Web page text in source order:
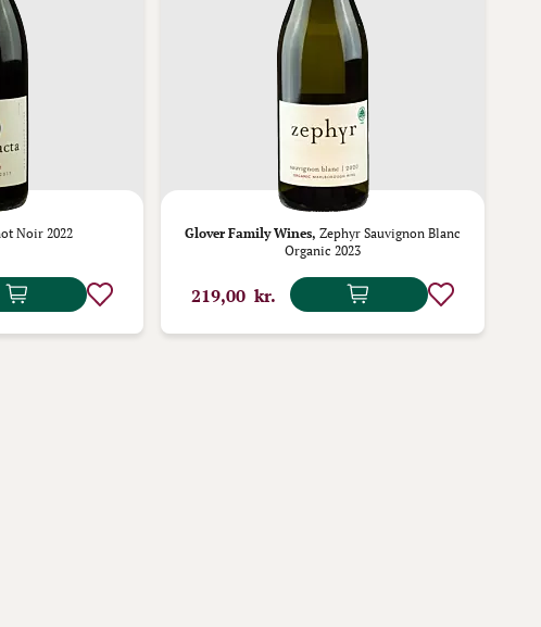
Noir 2022 Glover Family Wines, Zephyr Sauvignon Blanc
Organic 2023
219,00 kr.